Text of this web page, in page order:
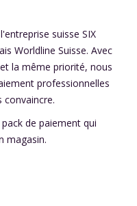
suisse SIX
Worldline Suisse. Avec
la même priorité, nous
professionnelles
convaincre.
pack de paiement qui
magasin.